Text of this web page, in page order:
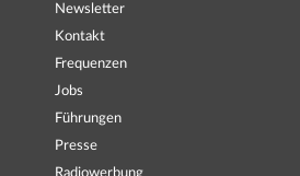
Newsletter
Kontakt
Frequenzen
Jobs
Führungen
Presse
Radiowerbung